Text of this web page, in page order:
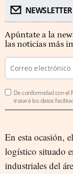
Apúntate a la
las noticias más
De conformidad con el
tratará los datos
En esta ocasión,
logístico situado
industriales del